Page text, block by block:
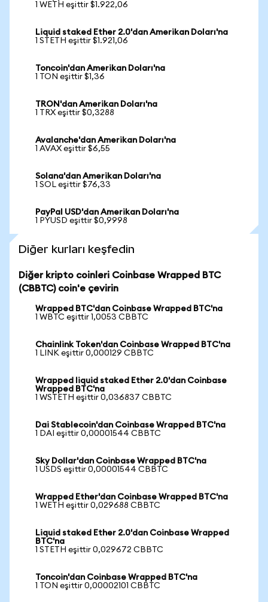
1 WETH eşittir $1.922,06
Liquid staked Ether 2.0'dan Amerikan Doları'na
1 STETH eşittir $1.921,06
Toncoin'dan Amerikan Doları'na
1 TON eşittir $1,36
TRON'dan Amerikan Doları'na
1 TRX eşittir $0,3288
Avalanche'dan Amerikan Doları'na
1 AVAX eşittir $6,55
Solana'dan Amerikan Doları'na
1 SOL eşittir $76,33
PayPal USD'dan Amerikan Doları'na
1 PYUSD eşittir $0,9998
Diğer kurları keşfedin
Diğer kripto coinleri Coinbase Wrapped BTC
(CBBTC) coin'e çevirin
Wrapped BTC'dan Coinbase Wrapped BTC'na
1 WBTC eşittir 1,0053 CBBTC
Chainlink Token'dan Coinbase Wrapped BTC'na
1 LINK eşittir 0,000129 CBBTC
Wrapped liquid staked Ether 2.0'dan Coinbase
Wrapped BTC'na
1 WSTETH eşittir 0,036837 CBBTC
Dai Stablecoin'dan Coinbase Wrapped BTC'na
1 DAI eşittir 0,00001544 CBBTC
Sky Dollar'dan Coinbase Wrapped BTC'na
1 USDS eşittir 0,00001544 CBBTC
Wrapped Ether'dan Coinbase Wrapped BTC'na
1 WETH eşittir 0,029688 CBBTC
Liquid staked Ether 2.0'dan Coinbase Wrapped
BTC'na
1 STETH eşittir 0,029672 CBBTC
Toncoin'dan Coinbase Wrapped BTC'na
1 TON eşittir 0,00002101 CBBTC